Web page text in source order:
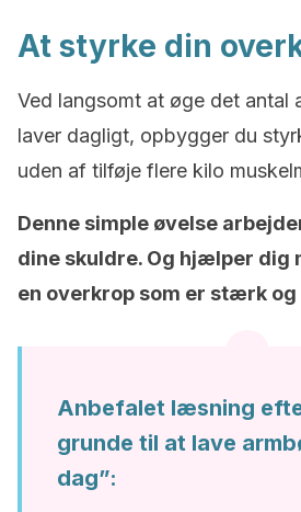
At styrke din
Ved langsomt at øge det antal
laver dagligt, opbygger du
uden af tilføje flere kilo
Denne simple øvelse
dine skuldre. Og hjælper dig
en overkrop som er stærk
Anbefalet læsning
grunde til at lave
dag”: